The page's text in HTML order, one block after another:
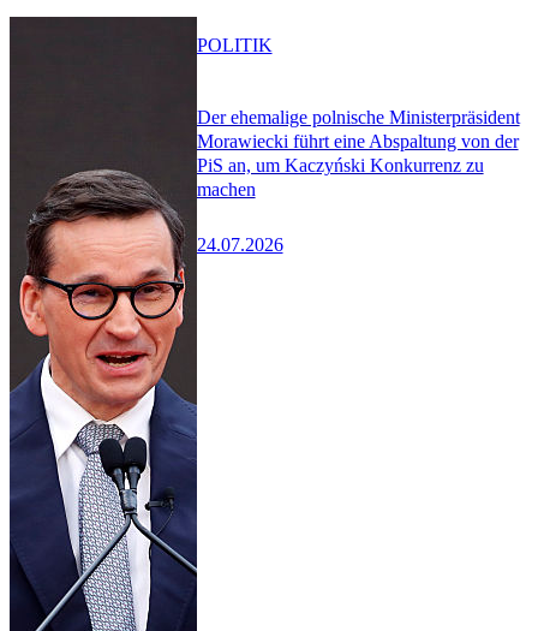
Der ehemalige polnische Ministerpräsident
Morawiecki führt eine Abspaltung von der
PiS an, um Kaczyński Konkurrenz zu
machen
24.07.2026
POLITIK